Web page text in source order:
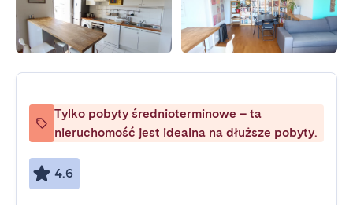
Tylko pobyty średnioterminowe – ta
nieruchomość jest idealna na dłuższe pobyty.
4.6